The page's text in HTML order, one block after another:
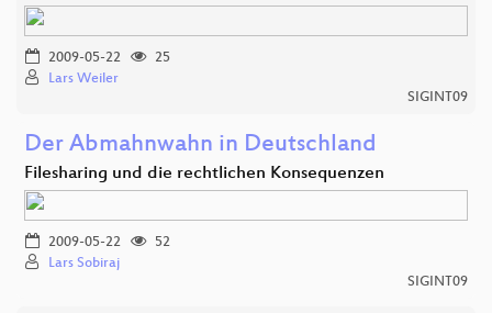
2009-05-22
25
Lars Weiler
SIGINT09
Der Abmahnwahn in Deutschland
Filesharing und die rechtlichen Konsequenzen
2009-05-22
52
Lars Sobiraj
SIGINT09